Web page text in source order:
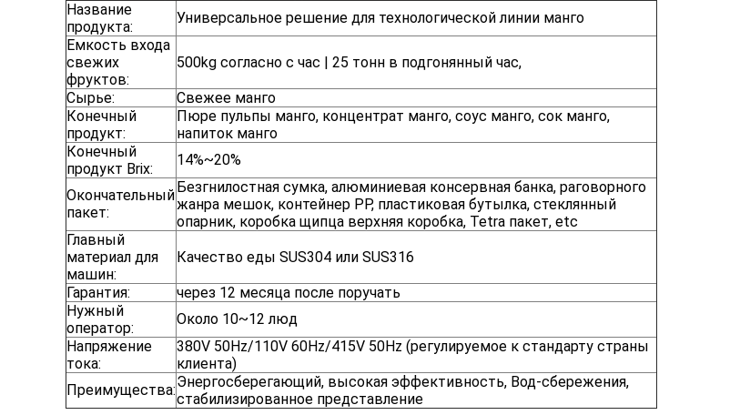
Название
продукта:
Универсальное решение для технологической линии манго
Емкость входа
свежих
фруктов:
500kg согласно с час | 25 тонн в подгонянный час,
Сырье:
Свежее манго
Конечный
продукт:
Пюре пульпы манго, концентрат манго, соус манго, сок манго,
напиток манго
Конечный
продукт Brix:
14%~20%
Окончательный
пакет:
Безгнилостная сумка, алюминиевая консервная банка, раговорного
жанра мешок, контейнер PP, пластиковая бутылка, стеклянный
опарник, коробка щипца верхняя коробка, Tetra пакет, etc
Главный
материал для
машин:
Качество еды SUS304 или SUS316
Гарантия:
через 12 месяца после поручать
Нужный
оператор:
Около 10~12 люд
Напряжение
тока:
380V 50Hz/110V 60Hz/415V 50Hz (регулируемое к стандарту страны
клиента)
Преимущества:Энергосберегающий, высокая эффективность, Вод-сбережения,
стабилизированное представление